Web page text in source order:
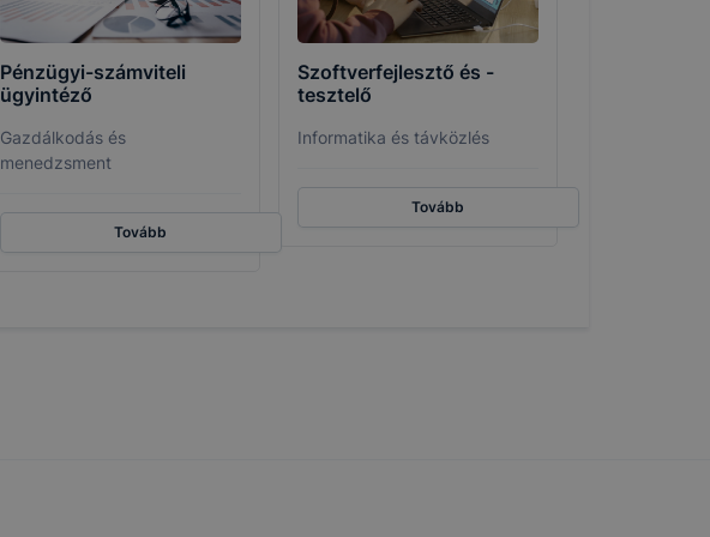
Pénzügyi-számviteli
ügyintéző
Gazdálkodás és
menedzsment
Tovább
Szoftverfejlesztő és -
tesztelő
Informatika és távközlés
Tovább